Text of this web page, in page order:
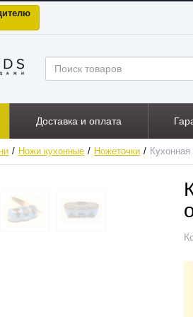
Доставка и оплата
Ножи кухонные Ножеточки